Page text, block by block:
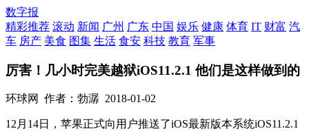
数字报
精彩推荐 滚动 新闻 广州 广东 中国 娱乐 健康 体育 IT 财富 汽
车 房产 美食 图集 生活 食安 科技 教育 军事
厉害！几小时完美越狱iOS11.2.1 他们是这样做到的
环球网 作者：勃潺 2018-01-02
12月14日，苹果正式向用户推送了iOS最新版本系统iOS11.2.1